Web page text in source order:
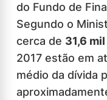
do Fundo de
Segundo o
cerca de 31,6 mil
2017 estão em
médio da dívida